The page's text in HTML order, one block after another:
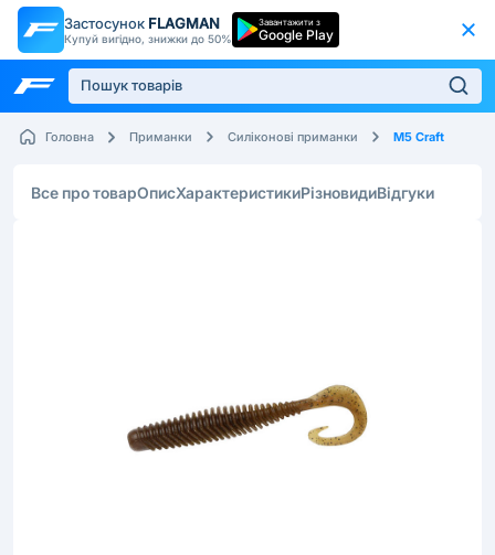
Застосунок FLAGMAN
Купуй вигідно, знижки до 50%
Завантажити з
Google Play
Головна Приманки Силіконові приманки M5 Craft
Все про товарОписХарактеристикиРізновидиВідгуки